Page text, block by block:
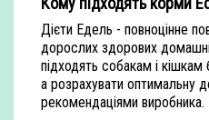
Дієти Едель - повноцінне
дорослих здорових
підходять собакам і кішкам
а розрахувати оптимальну
рекомендаціями виробника.